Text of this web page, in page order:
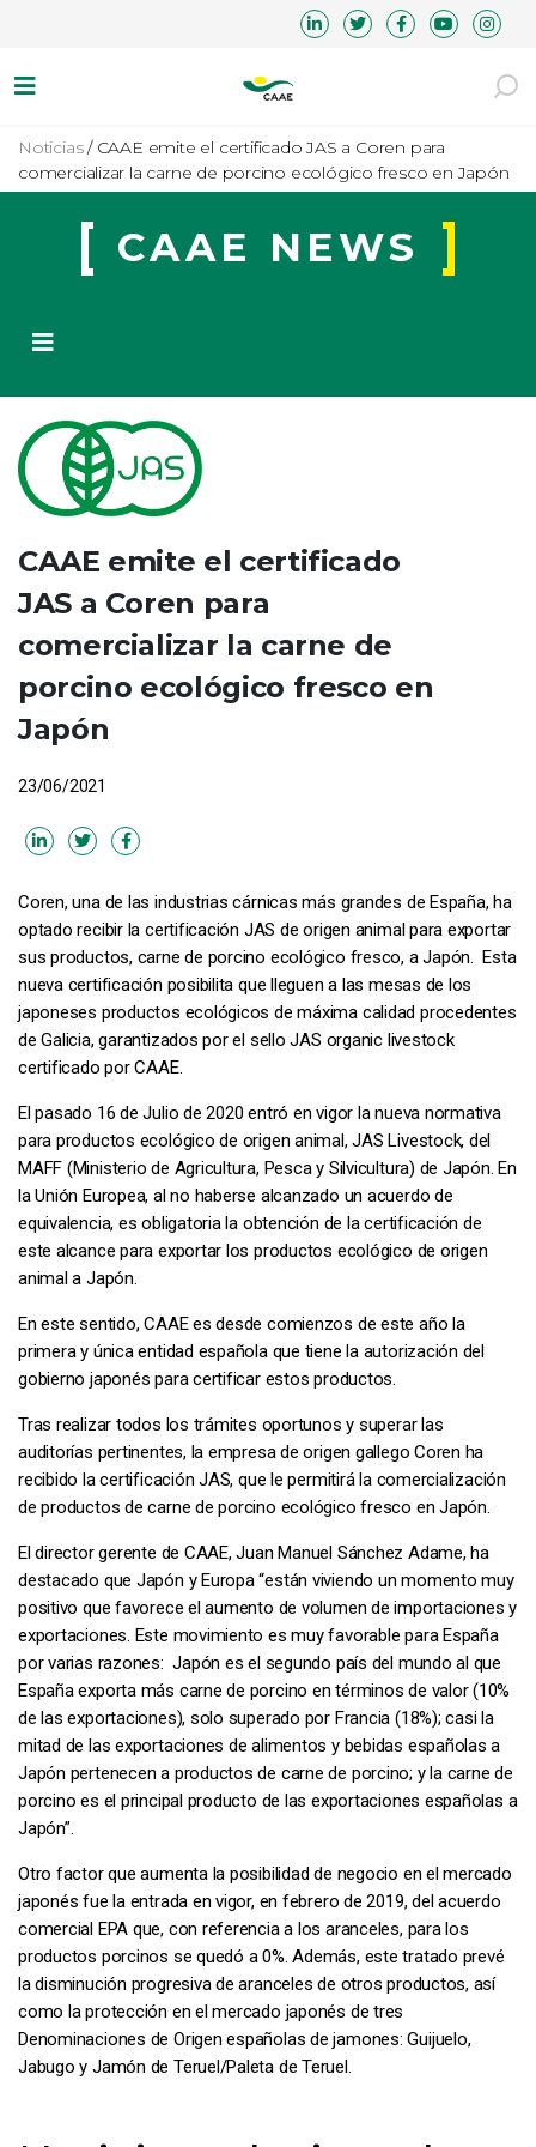
Noticias/ CAAE emite el certificado JAS a Coren para
comercializar la carne de porcino ecológico fresco en Japón
CAAE NEWS
CAAE emite el certificado
JAS a Coren para
comercializar la carne de
porcino ecológico fresco en
Japón
23/06/2021
Coren, una de las industrias cárnicas más grandes de España, ha
optado recibir la certificación JAS de origen animal para exportar
sus productos, carne de porcino ecológico fresco, a Japón. Esta
nueva certificación posibilita que lleguen a las mesas de los
japoneses productos ecológicos de máxima calidad procedentes
de Galicia, garantizados por el sello JAS organic livestock
certificado por CAAE.
El pasado 16 de Julio de 2020 entró en vigor la nueva normativa
para productos ecológico de origen animal, JAS Livestock, del
MAFF (Ministerio de Agricultura, Pesca y Silvicultura) de Japón. En
la Unión Europea, al no haberse alcanzado un acuerdo de
equivalencia, es obligatoria la obtención de la certificación de
este alcance para exportar los productos ecológico de origen
animal a Japón.
En este sentido, CAAE es desde comienzos de este año la
primera y única entidad española que tiene la autorización del
gobierno japonés para certificar estos productos.
Tras realizar todos los trámites oportunos y superar las
auditorías pertinentes, la empresa de origen gallego Coren ha
recibido la certificación JAS, que le permitirá la comercialización
de productos de carne de porcino ecológico fresco en Japón.
El director gerente de CAAE, Juan Manuel Sánchez Adame, ha
destacado que Japón y Europa “están viviendo un momento muy
positivo que favorece el aumento de volumen de importaciones y
exportaciones. Este movimiento es muy favorable para España
por varias razones: Japón es el segundo país del mundo al que
España exporta más carne de porcino en términos de valor (10%
de las exportaciones), solo superado por Francia (18%); casi la
mitad de las exportaciones de alimentos y bebidas españolas a
Japón pertenecen a productos de carne de porcino; y la carne de
porcino es el principal producto de las exportaciones españolas a
Japón”.
Otro factor que aumenta la posibilidad de negocio en el mercado
japonés fue la entrada en vigor, en febrero de 2019, del acuerdo
comercial EPA que, con referencia a los aranceles, para los
productos porcinos se quedó a 0%. Además, este tratado prevé
la disminución progresiva de aranceles de otros productos, así
como la protección en el mercado japonés de tres
Denominaciones de Origen españolas de jamones: Guijuelo,
Jabugo y Jamón de Teruel/Paleta de Teruel.